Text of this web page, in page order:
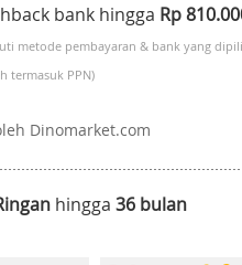
bank hingga Rp
metode pembayaran & bank yang
termasuk PPN)
Dinomarket.com
hingga 36 bulan